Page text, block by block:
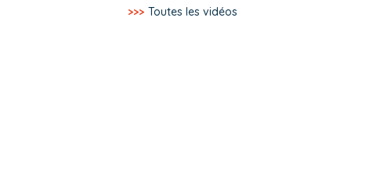
>>> Toutes les vidéos